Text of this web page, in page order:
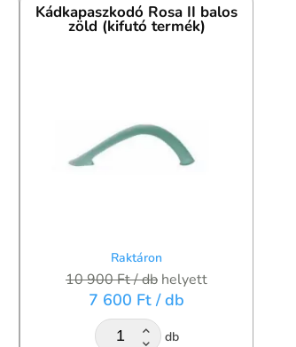
Kádkapaszkodó Rosa II balos
zöld (kifutó termék)
Raktáron
10 900 Ft/ db helyett
7 600 Ft / db
db